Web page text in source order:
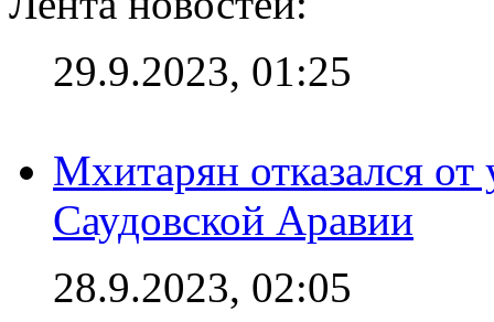
29.9.2023, 01:25
Мхитарян отказался от
Саудовской Аравии
28.9.2023, 02:05